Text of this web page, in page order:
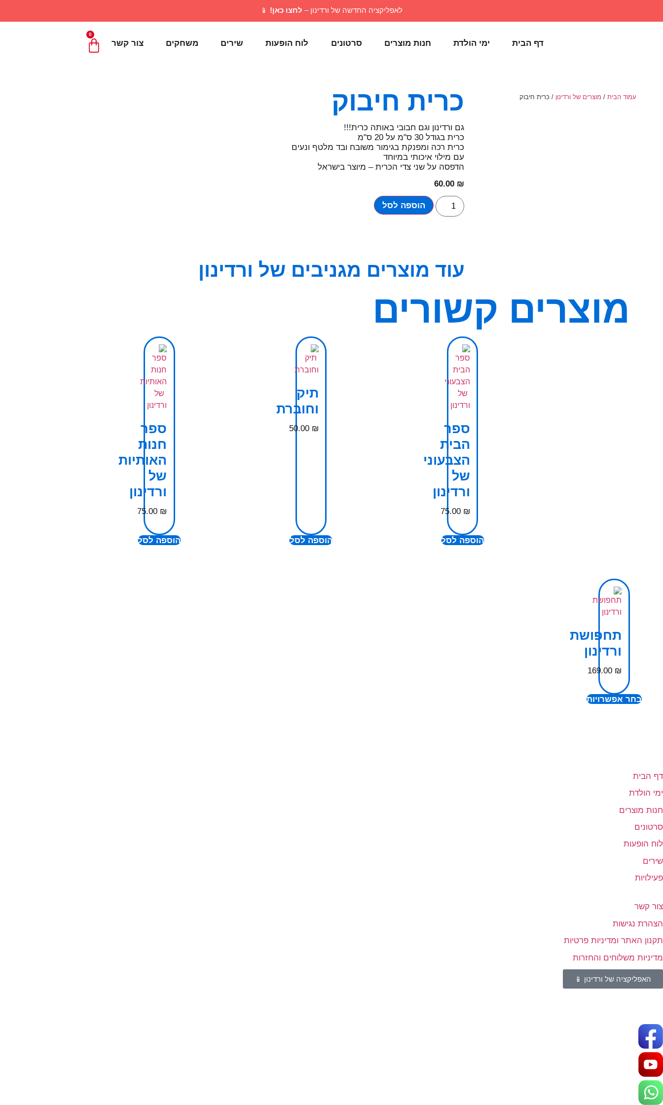
לאפליקציה החדשה של ורדינון – לחצו כאן! 📱
דף הבית ימי הולדת חנות מוצרים סרטונים לוח הופעות שירים משחקים צור קשר
0
עמוד הבית/ מוצרים של ורדינון / כרית חיבוק כרית חיבוק
גם ורדינון וגם חבובי באותה כרית!!!
כרית בגודל 30 ס"מ על 20 ס"מ
כרית רכה ומפנקת בגימור משובח ובד מלטף ונעים
עם מילוי איכותי במיוחד
הדפסה על שני צדי הכרית – מיוצר בישראל
60.00 ₪
הוספה לסל
עוד מוצרים מגניבים של ורדינון
מוצרים קשורים
ספר
הבית
הצבעוני
של
ורדינון
75.00 ₪
הוספה לסל
תיק
וחוברת
50.00 ₪
הוספה לסל
ספר
חנות
האותיות
של
ורדינון
75.00 ₪
הוספה לסל
תחפושת
ורדינון
169.00 ₪
בחר אפשרויות
דף הבית
ימי הולדת
חנות מוצרים
סרטונים
לוח הופעות
שירים
פעילויות
צור קשר
הצהרת נגישות
תקנון האתר ומדיניות פרטיות
מדיניות משלוחים והחזרות
האפליקציה של ורדינון 📱